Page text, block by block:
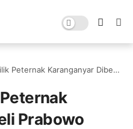
Karanganyar Dibeli Prabowo Rp110 Juta
Prabowo